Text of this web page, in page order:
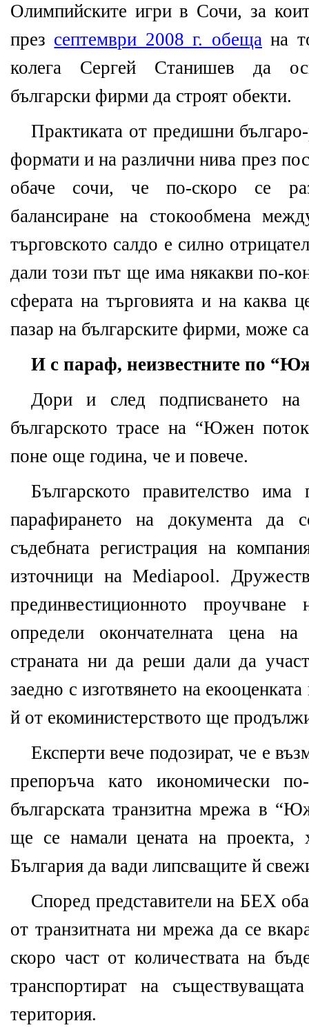
Олимпийските игри в Сочи, за
през септември 2008 г. обеща на
колега Сергей Станишев да
български фирми да строят обекти.
Практиката от предишни
формати и на различни нива през
обаче сочи, че по-скоро се
балансиране на стокообмена
търговското салдо е силно
дали този път ще има някакви по-
сферата на търговията и на каква
пазар на българските фирми, може
И с параф, неизвестните по
Дори и след подписването
българското трасе на “Южен
поне още година, че и повече.
Българското правителство има
парафирането на документа да
съдебната регистрация на
източници на Mediapool.
прединвестиционното
определи окончателната цена
страната ни да реши дали да
заедно с изготвянето на
й от екоминистерството ще
Експерти вече подозират, че е
препоръча като икономически
българската транзитна мрежа в
ще се намали цената на
България да вади липсващите й
Според представители на БЕХ
от транзитната ни мрежа да се
скоро част от количествата на
транспортират на
територия.